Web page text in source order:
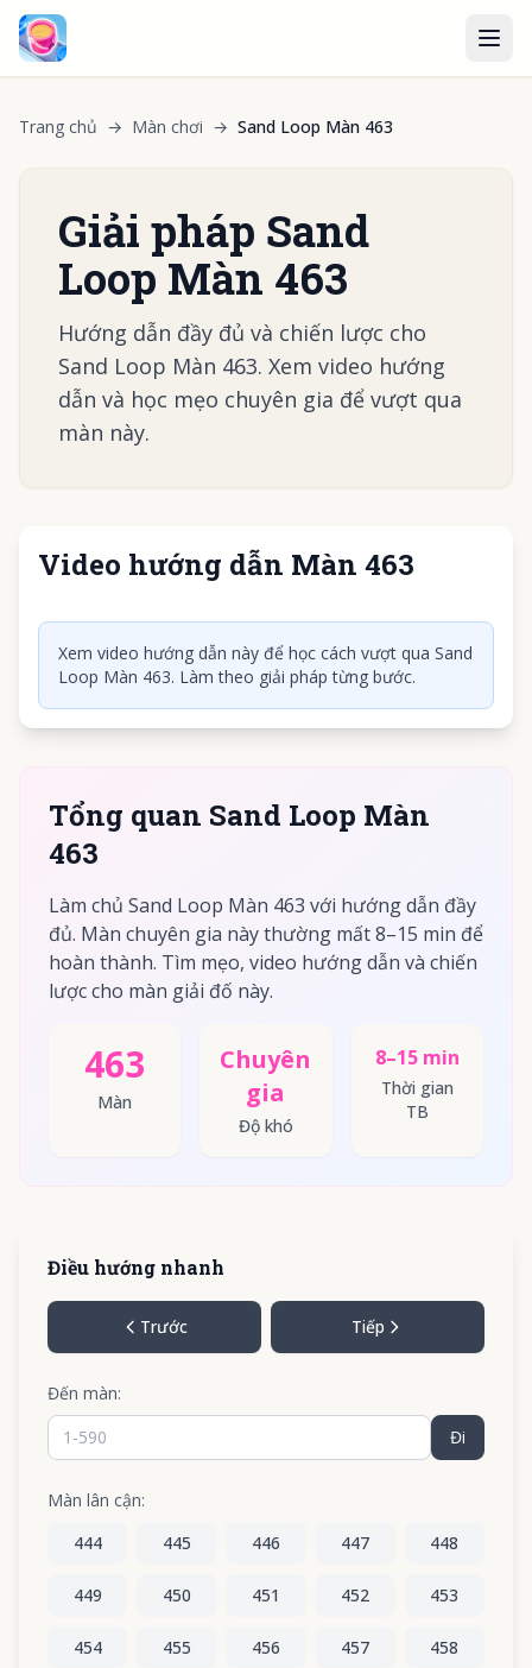
Trang chủ → Màn chơi → Sand Loop Màn 463
Giải pháp Sand
Loop Màn 463
Hướng dẫn đầy đủ và chiến lược cho
Sand Loop Màn 463. Xem video hướng
dẫn và học mẹo chuyên gia để vượt qua
màn này.
Video hướng dẫn Màn 463
Nhấn để phát video
Xem video hướng dẫn này để học cách vượt qua Sand
Loop Màn 463. Làm theo giải pháp từng bước.
Tổng quan Sand Loop Màn
463
Làm chủ Sand Loop Màn 463 với hướng dẫn đầy
đủ. Màn chuyên gia này thường mất 8–15 min để
hoàn thành. Tìm mẹo, video hướng dẫn và chiến
lược cho màn giải đố này.
463
Màn
Chuyên
gia
Độ khó
8–15 min
Thời gian
TB
Điều hướng nhanh
Trước Tiếp
Đến màn:
Đi
Màn lân cận:
444
445 446 447 448
449 450 451 452 453
454 455 456 457 458